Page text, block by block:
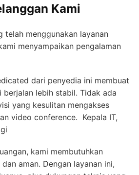
Kami
telah menggunakan layanan
menyampaikan pengalaman
dari penyedia ini membuat
berjalan lebih stabil. Tidak ada
yang kesulitan mengakses
video conference.  Kepala IT,
kami membutuhkan
aman. Dengan layanan ini,